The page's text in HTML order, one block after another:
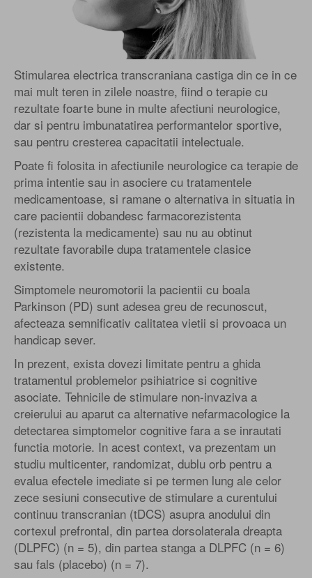
Stimularea electrica transcraniana castiga din ce in ce
mai mult teren in zilele noastre, fiind o terapie cu
rezultate foarte bune in multe afectiuni neurologice,
dar si pentru imbunatatirea performantelor sportive,
sau pentru cresterea capacitatii intelectuale.
Poate fi folosita in afectiunile neurologice ca terapie de
prima intentie sau in asociere cu tratamentele
medicamentoase, si ramane o alternativa in situatia in
care pacientii dobandesc farmacorezistenta
(rezistenta la medicamente) sau nu au obtinut
rezultate favorabile dupa tratamentele clasice
existente.
Simptomele neuromotorii la pacientii cu boala
Parkinson (PD) sunt adesea greu de recunoscut,
afecteaza semnificativ calitatea vietii si provoaca un
handicap sever.
In prezent, exista dovezi limitate pentru a ghida
tratamentul problemelor psihiatrice si cognitive
asociate. Tehnicile de stimulare non-invaziva a
creierului au aparut ca alternative nefarmacologice la
detectarea simptomelor cognitive fara a se inrautati
functia motorie. In acest context, va prezentam un
studiu multicenter, randomizat, dublu orb pentru a
evalua efectele imediate si pe termen lung ale celor
zece sesiuni consecutive de stimulare a curentului
continuu transcranian (tDCS) asupra anodului din
cortexul prefrontal, din partea dorsolaterala dreapta
(DLPFC) (n = 5), din partea stanga a DLPFC (n = 6)
sau fals (placebo) (n = 7).